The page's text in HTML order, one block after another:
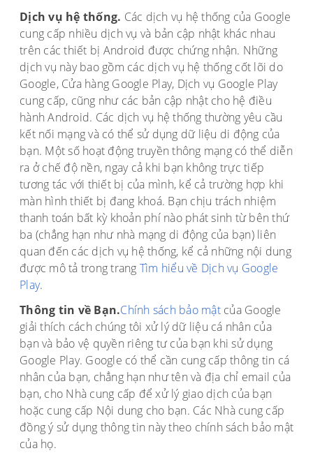
Dịch vụ hệ thống. Các dịch vụ hệ thống của Google
cung cấp nhiều dịch vụ và bản cập nhật khác nhau
trên các thiết bị Android được chứng nhận. Những
dịch vụ này bao gồm các dịch vụ hệ thống cốt lõi do
Google, Cửa hàng Google Play, Dịch vụ Google Play
cung cấp, cũng như các bản cập nhật cho hệ điều
hành Android. Các dịch vụ hệ thống thường yêu cầu
kết nối mạng và có thể sử dụng dữ liệu di động của
bạn. Một số hoạt động truyền thông mạng có thể diễn
ra ở chế độ nền, ngay cả khi bạn không trực tiếp
tương tác với thiết bị của mình, kể cả trường hợp khi
màn hình thiết bị đang khoá. Bạn chịu trách nhiệm
thanh toán bất kỳ khoản phí nào phát sinh từ bên thứ
ba (chẳng hạn như nhà mạng di động của bạn) liên
quan đến các dịch vụ hệ thống, kể cả những nội dung
được mô tả trong trang Tìm hiểu về Dịch vụ Google
Play.
Thông tin về Bạn.Chính sách bảo mậtcủa Google
giải thích cách chúng tôi xử lý dữ liệu cá nhân của
bạn và bảo vệ quyền riêng tư của bạn khi sử dụng
Google Play. Google có thể cần cung cấp thông tin cá
nhân của bạn, chẳng hạn như tên và địa chỉ email của
bạn, cho Nhà cung cấp để xử lý giao dịch của bạn
hoặc cung cấp Nội dung cho bạn. Các Nhà cung cấp
đồng ý sử dụng thông tin này theo chính sách bảo mật
của họ.